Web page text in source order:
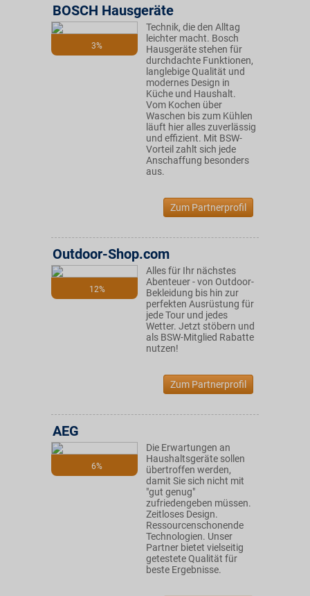
3%
BOSCH Hausgeräte
Technik, die den Alltag
leichter macht. Bosch
Hausgeräte stehen für
durchdachte Funktionen,
langlebige Qualität und
modernes Design in
Küche und Haushalt.
Vom Kochen über
Waschen bis zum Kühlen
läuft hier alles zuverlässig
und effizient. Mit BSW-
Vorteil zahlt sich jede
Anschaffung besonders
aus.
Zum Partnerprofil
12%
Outdoor-Shop.com
Alles für Ihr nächstes
Abenteuer - von Outdoor-
Bekleidung bis hin zur
perfekten Ausrüstung für
jede Tour und jedes
Wetter. Jetzt stöbern und
als BSW-Mitglied Rabatte
nutzen!
Zum Partnerprofil
6%
AEG
Die Erwartungen an
Haushaltsgeräte sollen
übertroffen werden,
damit Sie sich nicht mit
"gut genug"
zufriedengeben müssen.
Zeitloses Design.
Ressourcenschonende
Technologien. Unser
Partner bietet vielseitig
getestete Qualität für
beste Ergebnisse.